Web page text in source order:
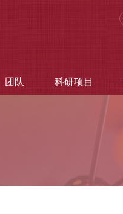
团队 科研项目